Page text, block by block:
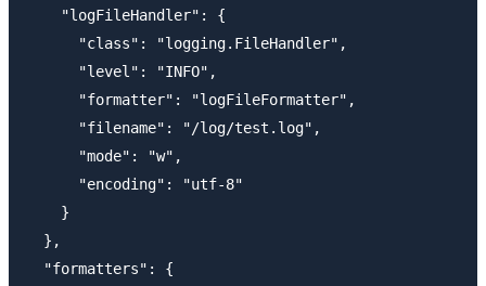
    "logFileHandler": {
      "class": "logging.FileHandler",
      "level": "INFO",
      "formatter": "logFileFormatter",
      "filename": "/log/test.log",
      "mode": "w",
      "encoding": "utf-8"
    }
  },
  "formatters": {